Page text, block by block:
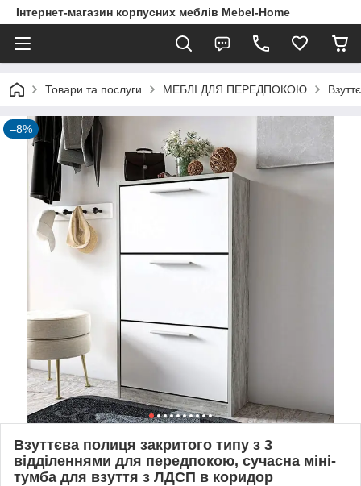
Інтернет-магазин корпусних меблів Mebel-Home
Товари та послуги МЕБЛІ ДЛЯ ПЕРЕДПОКОЮ
–8%
Взуттєва полиця закритого типу з 3
відділеннями для передпокою, сучасна міні-
тумба для взуття з ЛДСП в коридор